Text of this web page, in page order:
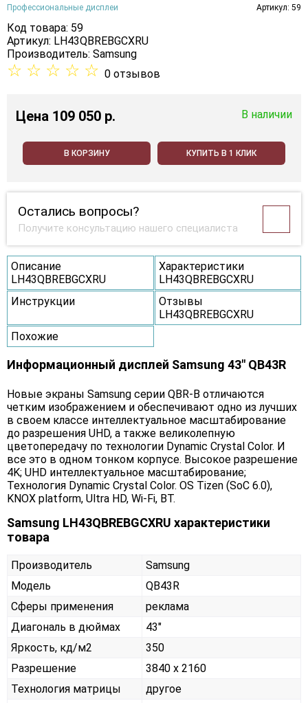
Профессиональные дисплеи Артикул: 59
Код товара: 59
Артикул: LH43QBREBGCXRU
Производитель: Samsung
☆ ☆ ☆ ☆ ☆ 0 отзывов
Цена 109 050 p. В наличии
В КОРЗИНУ КУПИТЬ В 1 КЛИК
Остались вопросы?
Получите консультацию нашего специалиста
Описание
LH43QBREBGCXRU
Характеристики
LH43QBREBGCXRU
Инструкции
Отзывы
LH43QBREBGCXRU
Похожие
Информационный дисплей Samsung 43" QB43R
Новые экраны Samsung серии QBR-B отличаются
четким изображением и обеспечивают одно из лучших
в своем классе интеллектуальное масштабирование
до разрешения UHD, а также великолепную
цветопередачу по технологии Dynamic Crystal Color. И
все это в одном тонком корпусе. Высокое разрешение
4K; UHD интеллектуальное масштабирование;
Технология Dynamic Crystal Color. OS Tizen (SoC 6.0),
KNOX platform, Ultra HD, Wi-Fi, BT.
Samsung LH43QBREBGCXRU характеристики
товара
Производитель
Samsung
Модель
QB43R
Сферы применения
реклама
Диагональ в дюймах
43"
Яркость, кд/м2
350
Разрешение
3840 x 2160
Технология матрицы
другое